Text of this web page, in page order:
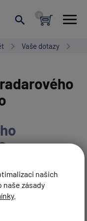
našich
naše zásady
.
Vaše dotazy